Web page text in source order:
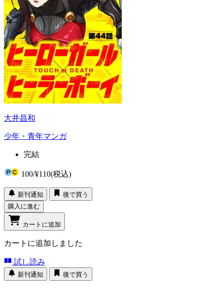
大井昌和
少年・青年マンガ
完結
100/¥110(税込)
新刊通知
後で買う
購入に進む
カートに追加
カートに追加しました
試し読み
新刊通知 後で買う